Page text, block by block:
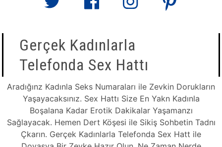
Gerçek Kadınlarla
Telefonda Sex Hattı
Aradığınz Kadınla Seks Numaraları ile Zevkin Dorukların
Yaşayacaksınız. Sex Hattı Size En Yakn Kadınla
Boşalana Kadar Erotik Dakikalar Yaşamanzı
Sağlayacak. Hemen Dert Köşesi ile Sikiş Sohbetin Tadnı
Çkarın. Gerçek Kadınlarla Telefonda Sex Hatt ile